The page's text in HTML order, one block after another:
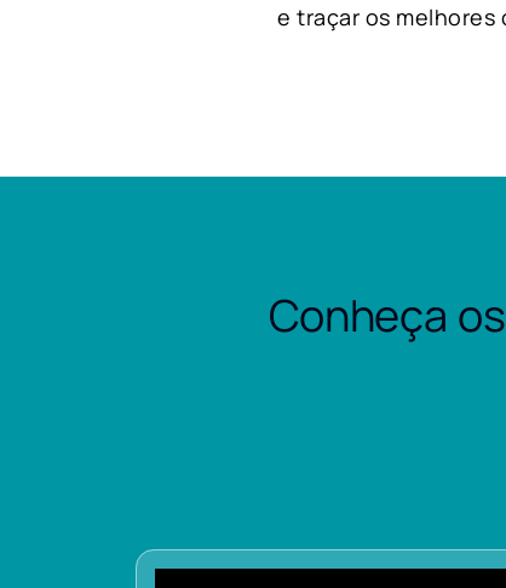
e traçar os melhores
Conheça